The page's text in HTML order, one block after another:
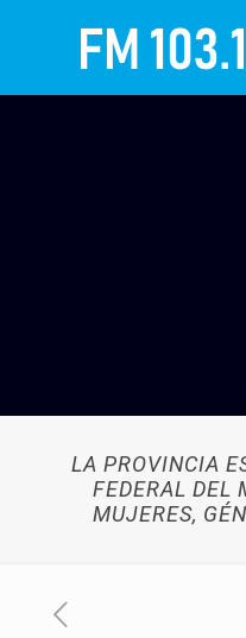
LA PROVINCIA
FEDERAL DEL
MUJERES,